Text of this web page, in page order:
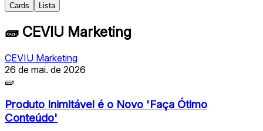
Cards Lista
🧱 CEVIU Marketing
CEVIU Marketing
26 de mai. de 2026
🧱
Produto Inimitável é o Novo 'Faça Ótimo
Conteúdo'